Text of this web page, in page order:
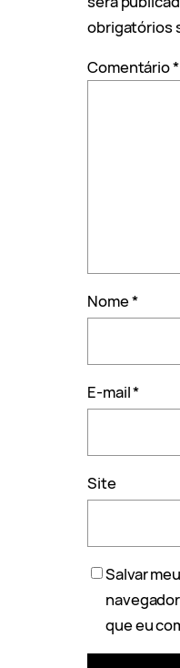
obrigatórios
Comentário*
Nome*
E-mail*
Site
Salvar
que eu